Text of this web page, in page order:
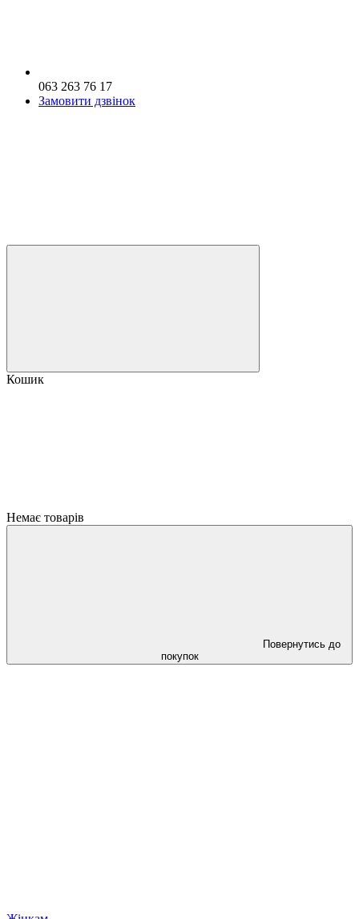
063 263 76 17
Замовити дзвінок
Кошик
Немає товарів
Повернутись до
покупок